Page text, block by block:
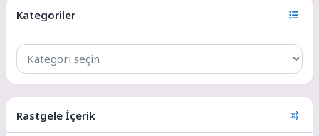
Kategoriler
Rastgele İçerik